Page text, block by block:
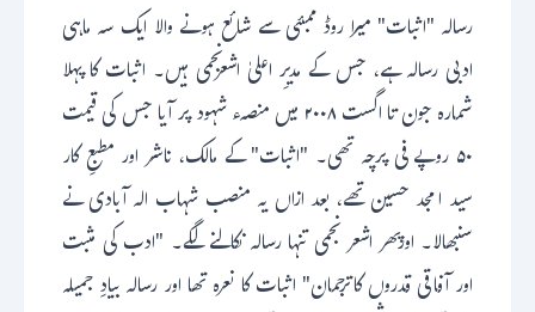
رسالہ "اثبات" میرا روڈ ممبئی سے شائع ہونے والا ایک سہ ماہی
ادبی رسالہ ہے، جس کے مدیرِ اعلیٰ اشعرنجمی ہیں۔ اثبات کا پہلا
شمارہ جون تا اگست ۲۰۰۸ میں منصہء شہود پر آیا جس کی قیمت
۵۰ روپے فی پرچہ تھی۔ "اثبات" کے مالک، ناشر اور مطبعِ کار
سید امجد حسین تھے، بعد ازاں یہ منصب شہاب الہ آبادی نے
سنبھالا۔ اورپھر اشعر نجمی تنہا رسالہ نکالنے لگے۔ "ادب کی مثبت
اور آفاقی قدروں کاترجمان" اثبات کا نعرہ تھا اور رسالہ بیادِ جمیلہ